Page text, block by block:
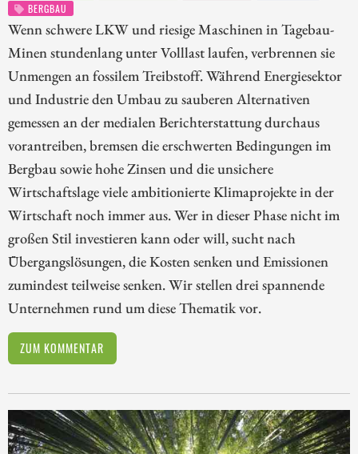
BERGBAU
Wenn schwere LKW und riesige Maschinen in Tagebau-
Minen stundenlang unter Volllast laufen, verbrennen sie
Unmengen an fossilem Treibstoff. Während Energiesektor
und Industrie den Umbau zu sauberen Alternativen
gemessen an der medialen Berichterstattung durchaus
vorantreiben, bremsen die erschwerten Bedingungen im
Bergbau sowie hohe Zinsen und die unsichere
Wirtschaftslage viele ambitionierte Klimaprojekte in der
Wirtschaft noch immer aus. Wer in dieser Phase nicht im
großen Stil investieren kann oder will, sucht nach
Übergangslösungen, die Kosten senken und Emissionen
zumindest teilweise senken. Wir stellen drei spannende
Unternehmen rund um diese Thematik vor.
ZUM KOMMENTAR